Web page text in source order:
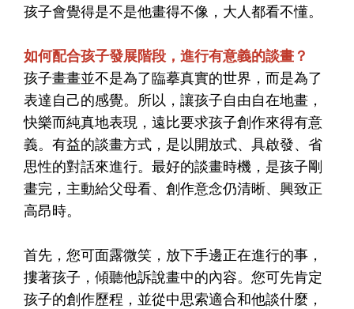
孩子會覺得是不是他畫得不像，大人都看不懂。
如何配合孩子發展階段，進行有意義的談畫？
孩子畫畫並不是為了臨摹真實的世界，而是為了
表達自己的感覺。所以，讓孩子自由自在地畫，
快樂而純真地表現，遠比要求孩子創作來得有意
義。有益的談畫方式，是以開放式、具啟發、省
思性的對話來進行。最好的談畫時機，是孩子剛
畫完，主動給父母看、創作意念仍清晰、興致正
高昂時。
首先，您可面露微笑，放下手邊正在進行的事，
摟著孩子，傾聽他訴說畫中的內容。您可先肯定
孩子的創作歷程，並從中思索適合和他談什麼，